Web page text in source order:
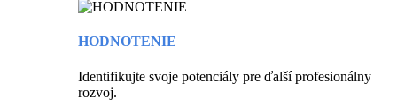
HODNOTENIE
Identifikujte svoje potenciály pre ďalší profesionálny
rozvoj.